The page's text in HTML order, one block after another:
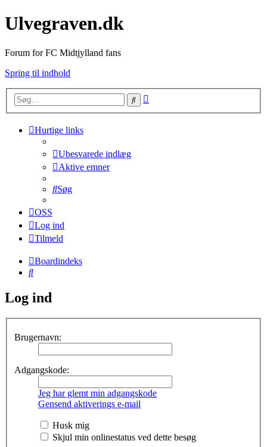
Ulvegraven.dk
Forum for FC Midtjylland fans
Spring til indhold
Søg
Hurtige links
Ubesvarede indlæg
Aktive emner
Søg
OSS
Log ind
Tilmeld
Boardindeks
Søg
Log ind
Brugernavn:
Adgangskode:
Jeg har glemt min adgangskode
Gensend aktiverings e-mail
Husk mig
Skjul min onlinestatus ved dette besøg